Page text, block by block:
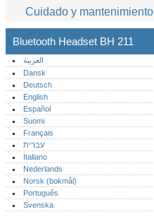
Cuidado y mantenimiento
Bluetooth Headset BH 211
العربية
Dansk
Deutsch
English
Español
Suomi
Français
עברית
Italiano
Nederlands
Norsk (bokmål)‎
Português‎
Svenska